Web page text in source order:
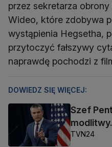
przez sekretarza
Wideo, które zdobywa
wystąpienia Hegsetha,
przytoczyć fałszywy
naprawdę pochodzi z
DOWIEDZ SIĘ WIĘCEJ:
Szef
TVN24